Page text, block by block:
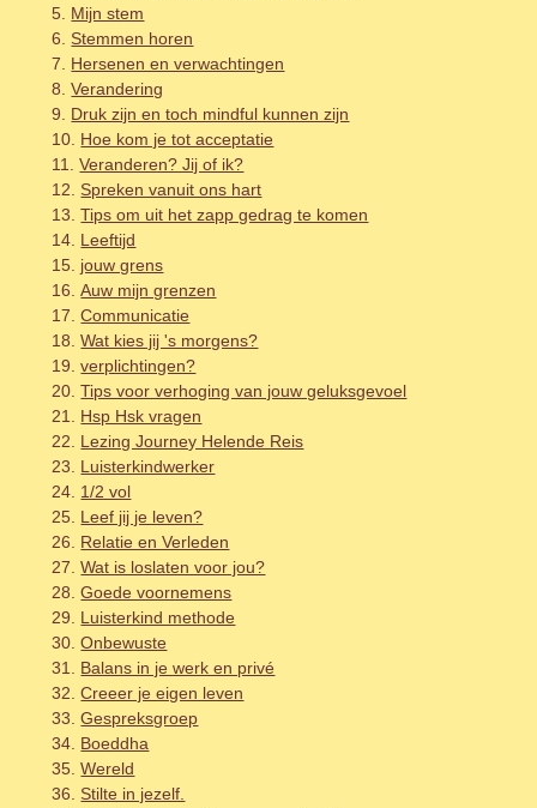
Mijn stem
Stemmen horen
Hersenen en verwachtingen
Verandering
Druk zijn en toch mindful kunnen zijn
Hoe kom je tot acceptatie
Veranderen? Jij of ik?
Spreken vanuit ons hart
Tips om uit het zapp gedrag te komen
Leeftijd
jouw grens
Auw mijn grenzen
Communicatie
Wat kies jij 's morgens?
verplichtingen?
Tips voor verhoging van jouw geluksgevoel
Hsp Hsk vragen
Lezing Journey Helende Reis
Luisterkindwerker
1/2 vol
Leef jij je leven?
Relatie en Verleden
Wat is loslaten voor jou?
Goede voornemens
Luisterkind methode
Onbewuste
Balans in je werk en privé
Creeer je eigen leven
Gespreksgroep
Boeddha
Wereld
Stilte in jezelf.